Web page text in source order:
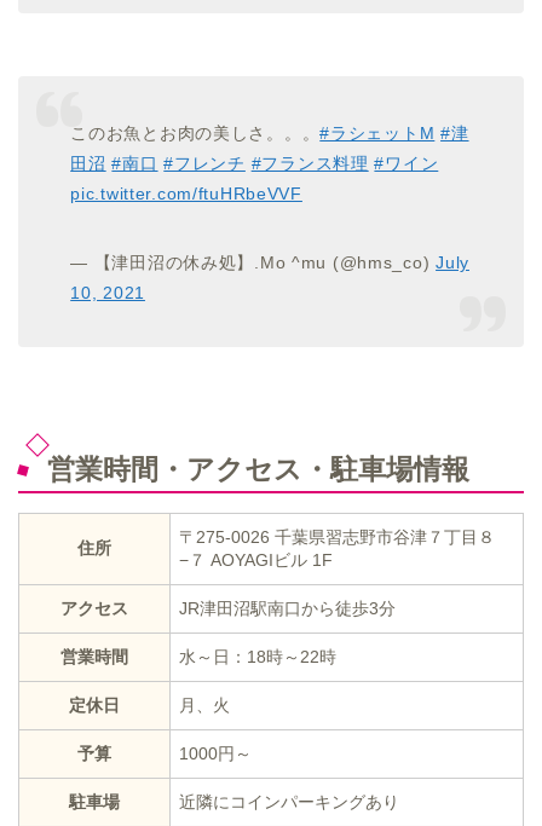
このお魚とお肉の美しさ。。。#ラシェットM #津
田沼 #南口 #フレンチ #フランス料理 #ワイン
pic.twitter.com/ftuHRbeVVF
— 【津田沼の休み処】.Mo ^mu (@hms_co)July
10, 2021
営業時間・アクセス・駐車場情報
住所
〒275-0026 千葉県習志野市谷津７丁目８
−７ AOYAGIビル 1F
アクセス JR津田沼駅南口から徒歩3分
営業時間 水～日：18時～22時
定休日 月、火
予算 1000円～
駐車場 近隣にコインパーキングあり